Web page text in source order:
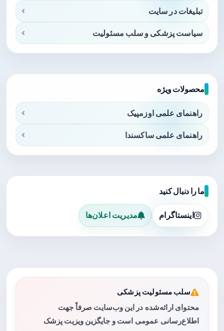
تبلیغات در سایت
سیاست پزشکی و سلب مسئولیت
محصولات ویژه
راهنمای علمی اوزمپیک
راهنمای علمی ساکسندا
ما را دنبال کنید
اینستاگرام مدیریت اعلان‌ها
سلب مسئولیت پزشکی
محتوای ارائه‌شده در این وب‌سایت صرفاً جهت
اطلاع‌رسانی عمومی است و جایگزین ویزیت پزشک